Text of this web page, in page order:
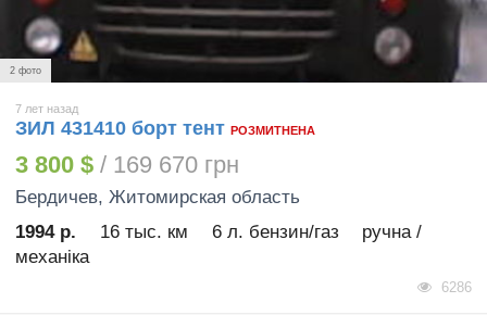
2 фото
7 лет назад
ЗИЛ 431410 борт тент РОЗМИТНЕНА
3 800 $ / 169 670 грн
Бердичев, Житомирская область
1994 р.
16 тыс. км 6 л. бензин/газ
ручна /
механіка
6286